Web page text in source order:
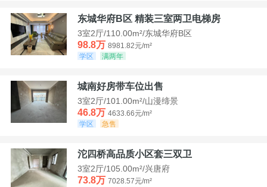
东城华府B区 精装三室两卫电梯房
3室2厅/110.00m²/东城华府B区
98.8万 8981.82元/m²
学区
满两年
城南好房带车位出售
3室2厅/101.00m²/山漫缔景
46.8万 4633.66元/m²
学区
急售
沱四桥高品质小区套三双卫
3室2厅/105.00m²/兴唐府
73.8万 7028.57元/m²